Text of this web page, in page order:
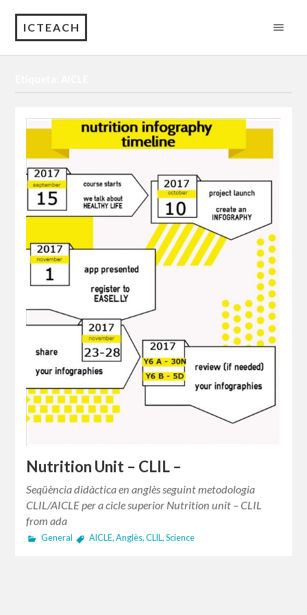
ICTEACH
Nutrition Unit – CLIL –
Seqüència didàctica en anglès seguint metodologia
CLIL/AICLE per a cicle superior Nutrition unit – CLIL
from ada
General AICLE, Anglès, CLIL, Science